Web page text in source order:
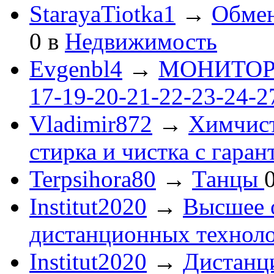
StarayaTiotka1 →
0 в Недвижимость
Evgenbl4 → МОНИТОРЫ
17-19-20-21-22-23-24-
Vladimir872 →
стирка и чистка с
Terpsihora80 → Танцы
Institut2020 → Высшее
дистанционных
Institut2020 →